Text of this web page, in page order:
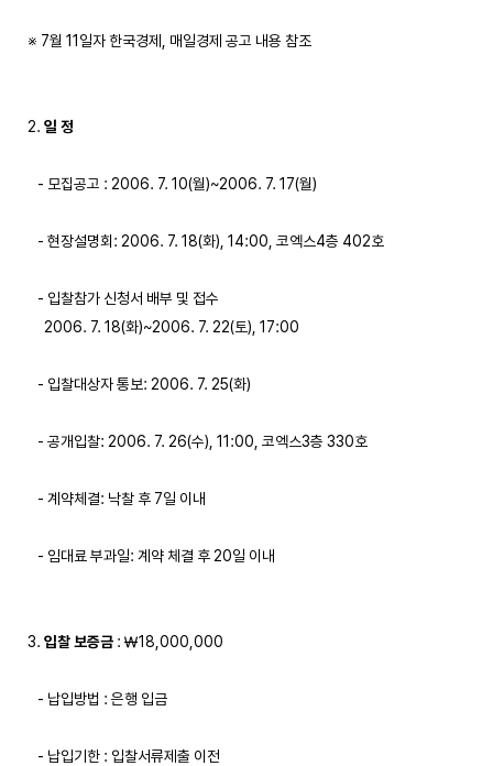
※ 7월 11일자 한국경제, 매일경제 공고 내용 참조
2. 일 정
   - 모집공고 : 2006. 7. 10(월)~2006. 7. 17(월)
   - 현장설명회: 2006. 7. 18(화), 14:00, 코엑스4층 402호
   - 입찰참가 신청서 배부 및 접수
     2006. 7. 18(화)~2006. 7. 22(토), 17:00
   - 입찰대상자 통보: 2006. 7. 25(화)
   - 공개입찰: 2006. 7. 26(수), 11:00, 코엑스3층 330호
   - 계약체결: 낙찰 후 7일 이내
   - 임대료 부과일: 계약 체결 후 20일 이내
3. 입찰 보증금 : ￦18,000,000
   - 납입방법 : 은행 입금
   - 납입기한 : 입찰서류제출 이전